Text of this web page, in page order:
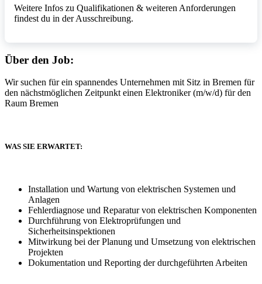
Weitere Infos zu Qualifikationen & weiteren Anforderungen
findest du in der Ausschreibung.
Über den Job:
Wir suchen für ein spannendes Unternehmen mit Sitz in Bremen für
den nächstmöglichen Zeitpunkt einen Elektroniker (m/w/d) für den
Raum Bremen
WAS SIE ERWARTET:
Installation und Wartung von elektrischen Systemen und
Anlagen
Fehlerdiagnose und Reparatur von elektrischen Komponenten
Durchführung von Elektroprüfungen und
Sicherheitsinspektionen
Mitwirkung bei der Planung und Umsetzung von elektrischen
Projekten
Dokumentation und Reporting der durchgeführten Arbeiten